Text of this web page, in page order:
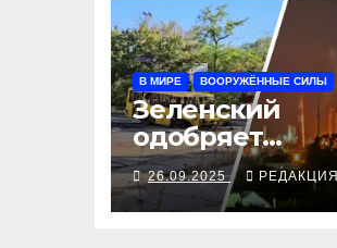
В МИРЕ ВООРУЖЁННЫЕ СИЛЫ
Зеленский
одобряет
выступления
Трампа, ВСУ
закрыли
26.09.2025 РЕДАКЦИЯ